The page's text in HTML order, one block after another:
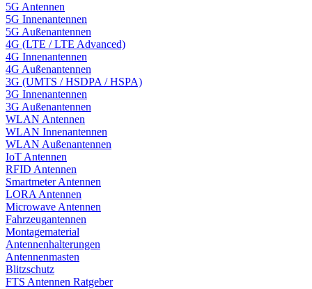
5G Antennen
5G Innenantennen
5G Außenantennen
4G (LTE / LTE Advanced)
4G Innenantennen
4G Außenantennen
3G (UMTS / HSDPA / HSPA)
3G Innenantennen
3G Außenantennen
WLAN Antennen
WLAN Innenantennen
WLAN Außenantennen
IoT Antennen
RFID Antennen
Smartmeter Antennen
LORA Antennen
Microwave Antennen
Fahrzeugantennen
Montagematerial
Antennenhalterungen
Antennenmasten
Blitzschutz
FTS Antennen Ratgeber